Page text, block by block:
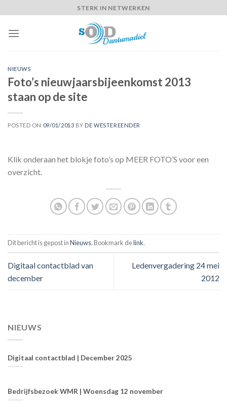
to
content
STERK IN NETWERKEN
NIEUWS
Foto’s nieuwjaarsbijeenkomst 2013
staan op de site
POSTED ON 09/01/2013 BY DE WESTEREENDER
Klik onderaan het blokje foto’s op MEER FOTO’S voor een
overzicht.
Dit bericht is gepost inNieuws. Bookmark delink.
Digitaal contactblad van
december
Ledenvergadering 24 mei
2012
NIEUWS
Digitaal contactblad | December 2025
Bedrijfsbezoek WMR | Woensdag 12 november